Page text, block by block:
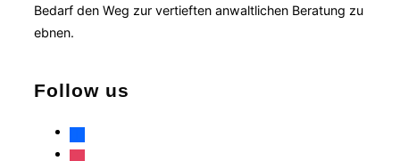
Bedarf den Weg zur vertieften anwaltlichen Beratung zu
ebnen.
Follow us
facebook
instagram